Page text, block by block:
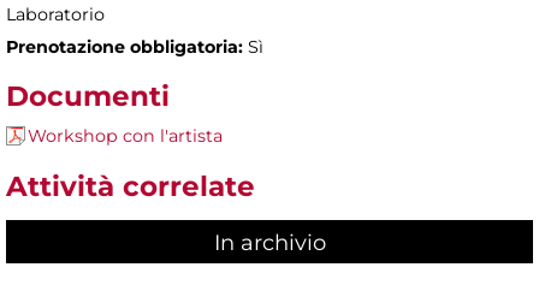
Laboratorio
Prenotazione obbligatoria: Sì
Documenti
Workshop con l'artista
Attività correlate
In archivio